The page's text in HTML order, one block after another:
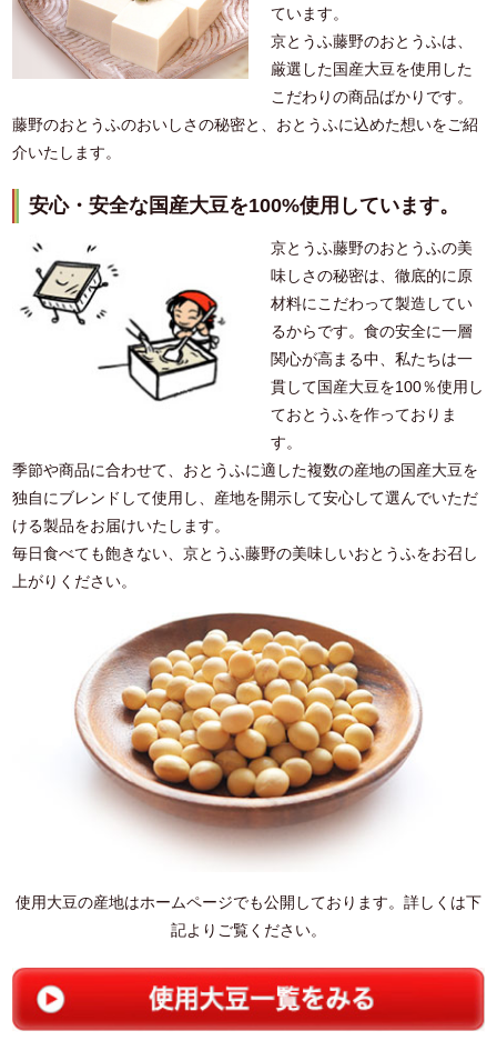
ています。
京とうふ藤野のおとうふは、
厳選した国産大豆を使用した
こだわりの商品ばかりです。
藤野のおとうふのおいしさの秘密と、おとうふに込めた想いをご紹
介いたします。
安心・安全な国産大豆を100%使用しています。
京とうふ藤野のおとうふの美
味しさの秘密は、徹底的に原
材料にこだわって製造してい
るからです。食の安全に一層
関心が高まる中、私たちは一
貫して国産大豆を100％使用し
ておとうふを作っておりま
す。
季節や商品に合わせて、おとうふに適した複数の産地の国産大豆を
独自にブレンドして使用し、産地を開示して安心して選んでいただ
ける製品をお届けいたします。
毎日食べても飽きない、京とうふ藤野の美味しいおとうふをお召し
上がりください。
使用大豆の産地はホームページでも公開しております。詳しくは下
記よりご覧ください。